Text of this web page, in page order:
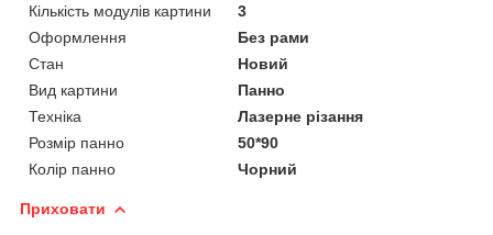
Кількість модулів картини
3
Оформлення
Без рами
Стан
Новий
Вид картини
Панно
Техніка
Лазерне різання
Розмір панно
50*90
Колір панно
Чорний
Приховати